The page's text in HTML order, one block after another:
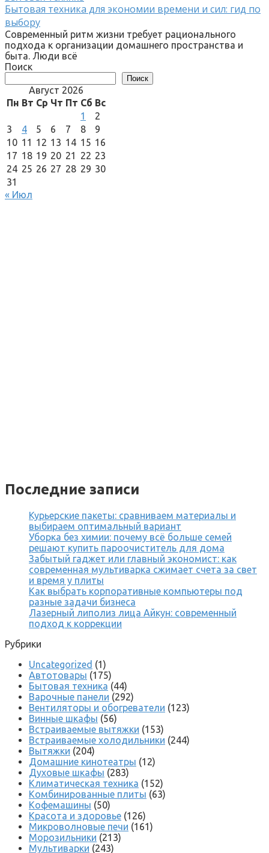
Бытовая техника для экономии времени и сил: гид по
выбору
Современный ритм жизни требует рационального
подхода к организации домашнего пространства и
быта. Люди всё
Поиск
Поиск
Август 2026
Пн Вт Ср Чт Пт Сб Вс
1
2
3
4 5 6 7 8
9
10 11 12 13 14 15 16
17 18 19 20 21 22 23
24 25 26 27 28 29 30
31
« Июл
Последние записи
Курьерские пакеты: сравниваем материалы и
выбираем оптимальный вариант
Уборка без химии: почему всё больше семей
решают купить пароочиститель для дома
Забытый гаджет или главный экономист: как
современная мультиварка сжимает счета за свет
и время у плиты
Как выбрать корпоративные компьютеры под
разные задачи бизнеса
Лазерный липолиз лица Айкун: современный
подход к коррекции
Рубрики
Uncategorized (1)
Автотовары (175)
Бытовая техника (44)
Варочные панели (292)
Вентиляторы и обогреватели (123)
Винные шкафы (56)
Встраиваемые вытяжки (153)
Встраиваемые холодильники (244)
Вытяжки (204)
Домашние кинотеатры (12)
Духовые шкафы (283)
Климатическая техника (152)
Комбинированные плиты (63)
Кофемашины (50)
Красота и здоровье (126)
Микроволновые печи (161)
Морозильники (213)
Мультиварки (243)